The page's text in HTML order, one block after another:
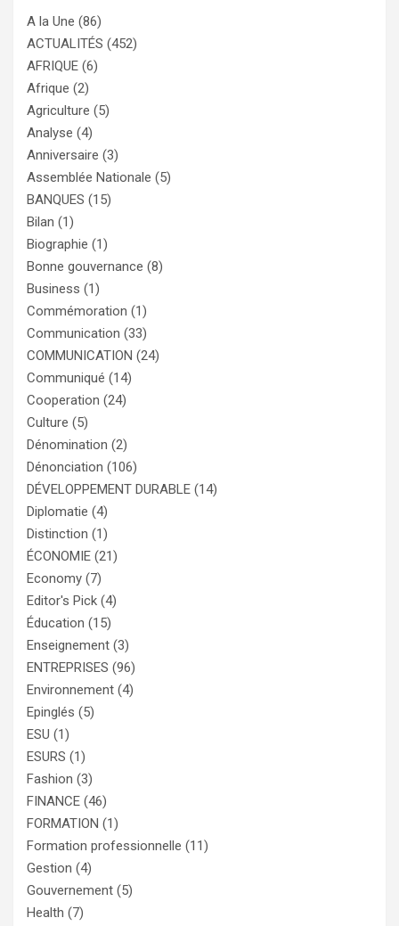
A la Une (86)
ACTUALITÉS (452)
AFRIQUE (6)
Afrique (2)
Agriculture (5)
Analyse (4)
Anniversaire (3)
Assemblée Nationale (5)
BANQUES (15)
Bilan (1)
Biographie (1)
Bonne gouvernance (8)
Business (1)
Commémoration (1)
Communication (33)
COMMUNICATION (24)
Communiqué (14)
Cooperation (24)
Culture (5)
Dénomination (2)
Dénonciation (106)
DÉVELOPPEMENT DURABLE (14)
Diplomatie (4)
Distinction (1)
ÉCONOMIE (21)
Economy (7)
Editor's Pick (4)
Éducation (15)
Enseignement (3)
ENTREPRISES (96)
Environnement (4)
Epinglés (5)
ESU (1)
ESURS (1)
Fashion (3)
FINANCE (46)
FORMATION (1)
Formation professionnelle (11)
Gestion (4)
Gouvernement (5)
Health (7)